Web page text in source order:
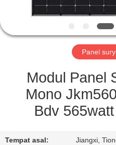
KONTROL
KUALITAS
REQUEST
SUATU
Panel
Modul Panel
Mono
Bdv
Tempat asal: Jiangxi,